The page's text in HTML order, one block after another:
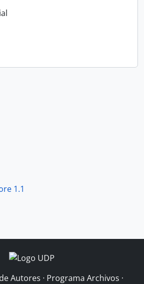
1.1
Autores · Programa Archivos ·